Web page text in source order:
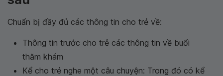
Chuẩn bị đầy đủ các thông tin cho trẻ về:
Thông tin trước cho trẻ các thông tin về buổi
thăm khám
Kể cho trẻ nghe một câu chuyện: Trong đó có kể